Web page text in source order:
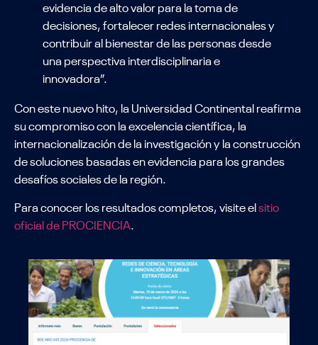
evidencia de alto valor para la toma de
decisiones, fortalecer redes internacionales y
contribuir al bienestar de las personas desde
una perspectiva interdisciplinaria e
innovadora”.
Con este nuevo hito, la Universidad Continental reafirma
su compromiso con la excelencia científica, la
internacionalización de la investigación y la construcción
de soluciones basadas en evidencia para los grandes
desafíos sociales de la región.
Para conocer los resultados completos, visite el sitio
oficial de PROCIENCIA.